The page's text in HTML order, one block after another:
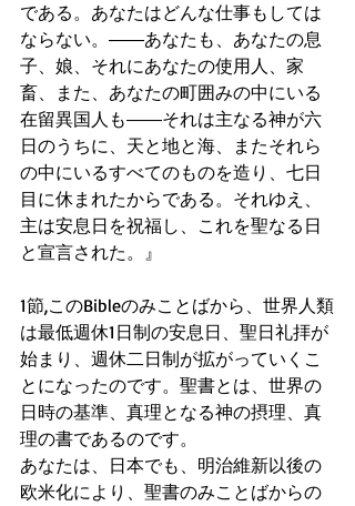
である。あなたはどんな仕事もしては
ならない。――あなたも、あなたの息
子、娘、それにあなたの使用人、家
畜、また、あなたの町囲みの中にいる
在留異国人も――それは主なる神が六
日のうちに、天と地と海、またそれら
の中にいるすべてのものを造り、七日
目に休まれたからである。それゆえ、
主は安息日を祝福し、これを聖なる日
と宣言された。』
1節,このBibleのみことばから、世界人類
は最低週休1日制の安息日、聖日礼拝が
始まり、週休二日制が拡がっていくこ
とになったのです。聖書とは、世界の
日時の基準、真理となる神の摂理、真
理の書であるのです。
あなたは、日本でも、明治維新以後の
欧米化により、聖書のみことばからの